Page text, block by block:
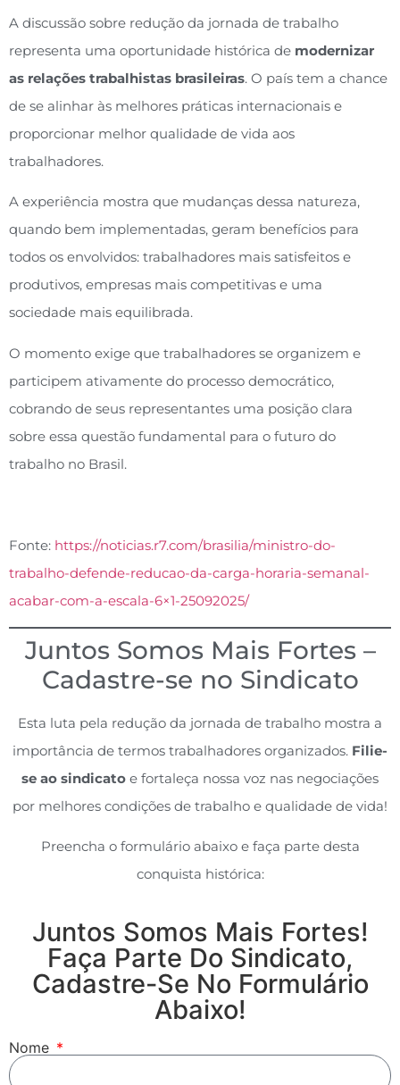
A discussão sobre redução da jornada de trabalho
representa uma oportunidade histórica de modernizar
as relações trabalhistas brasileiras. O país tem a chance
de se alinhar às melhores práticas internacionais e
proporcionar melhor qualidade de vida aos
trabalhadores.
A experiência mostra que mudanças dessa natureza,
quando bem implementadas, geram benefícios para
todos os envolvidos: trabalhadores mais satisfeitos e
produtivos, empresas mais competitivas e uma
sociedade mais equilibrada.
O momento exige que trabalhadores se organizem e
participem ativamente do processo democrático,
cobrando de seus representantes uma posição clara
sobre essa questão fundamental para o futuro do
trabalho no Brasil.
Fonte: https://noticias.r7.com/brasilia/ministro-do-
trabalho-defende-reducao-da-carga-horaria-semanal-
acabar-com-a-escala-6×1-25092025/
Juntos Somos Mais Fortes –
Cadastre-se no Sindicato
Esta luta pela redução da jornada de trabalho mostra a
importância de termos trabalhadores organizados. Filie-
se ao sindicato e fortaleça nossa voz nas negociações
por melhores condições de trabalho e qualidade de vida!
Preencha o formulário abaixo e faça parte desta
conquista histórica:
Juntos Somos Mais Fortes!
Faça Parte Do Sindicato,
Cadastre-Se No Formulário
Abaixo!
Nome